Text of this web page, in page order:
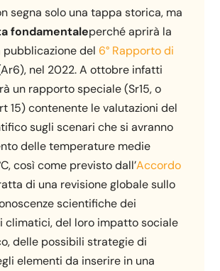
segna solo una tappa storica, ma
fondamentaleperché aprirà la
del 6° Rapporto di
nel 2022. A ottobre infatti
un rapporto speciale (Sr15, o
15) contenente le valutazioni del
sugli scenari che si avranno
delle temperature medie
così come previsto dall’Accordo
di una revisione globale sullo
scientifiche dei
climatici, del loro impatto sociale
delle possibili strategie di
elementi da inserire in una